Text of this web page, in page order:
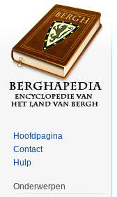
Hoofdpagina
Contact
Hulp
Onderwerpen